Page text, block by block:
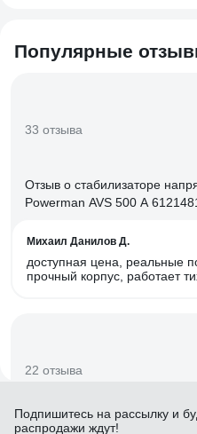
Популярные
33 отзыва
Отзыв о стабилизаторе
Powerman AVS 500 A
Михаил Данилов Д.
доступная цена, реальные
прочный корпус, работает
22 отзыва
Отзыв о стабилизаторе
Подпишитесь на рассылку и
распродажи ждут!